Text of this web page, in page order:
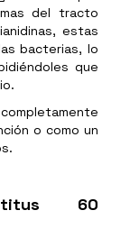
del tracto
estas
bacterias, lo
que
o como un
60